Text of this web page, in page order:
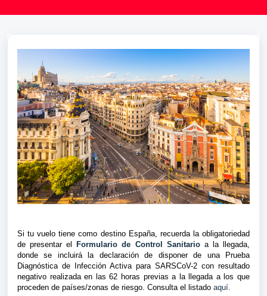
Si tu vuelo tiene como destino España, recuerda la obligatoriedad
de presentar el
Formulario de Control Sanitario a la llegada,
donde se incluirá la declaración de disponer de una
Prueba
Diagnóstica de Infección Activapara SARSCoV-2 con resultado
negativo realizada en las 62 horas previas a la llegada a los que
proceden de países/zonas de riesgo. Consulta el listado aquí.